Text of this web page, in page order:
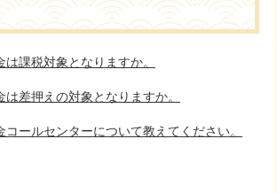
課税対象となりますか。
差押えの対象となりますか。
ールセンターについて教えてください。